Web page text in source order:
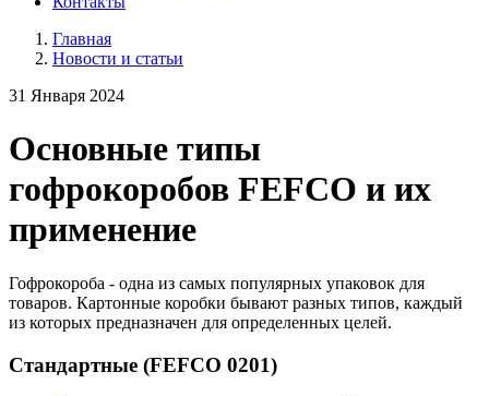
Главная
Новости и статьи
31 Января 2024
Основные типы
гофрокоробов FEFCO и их
применение
Гофрокороба - одна из самых популярных упаковок для
товаров. Картонные коробки бывают разных типов, каждый
из которых предназначен для определенных целей.
Стандартные (FEFCO 0201)